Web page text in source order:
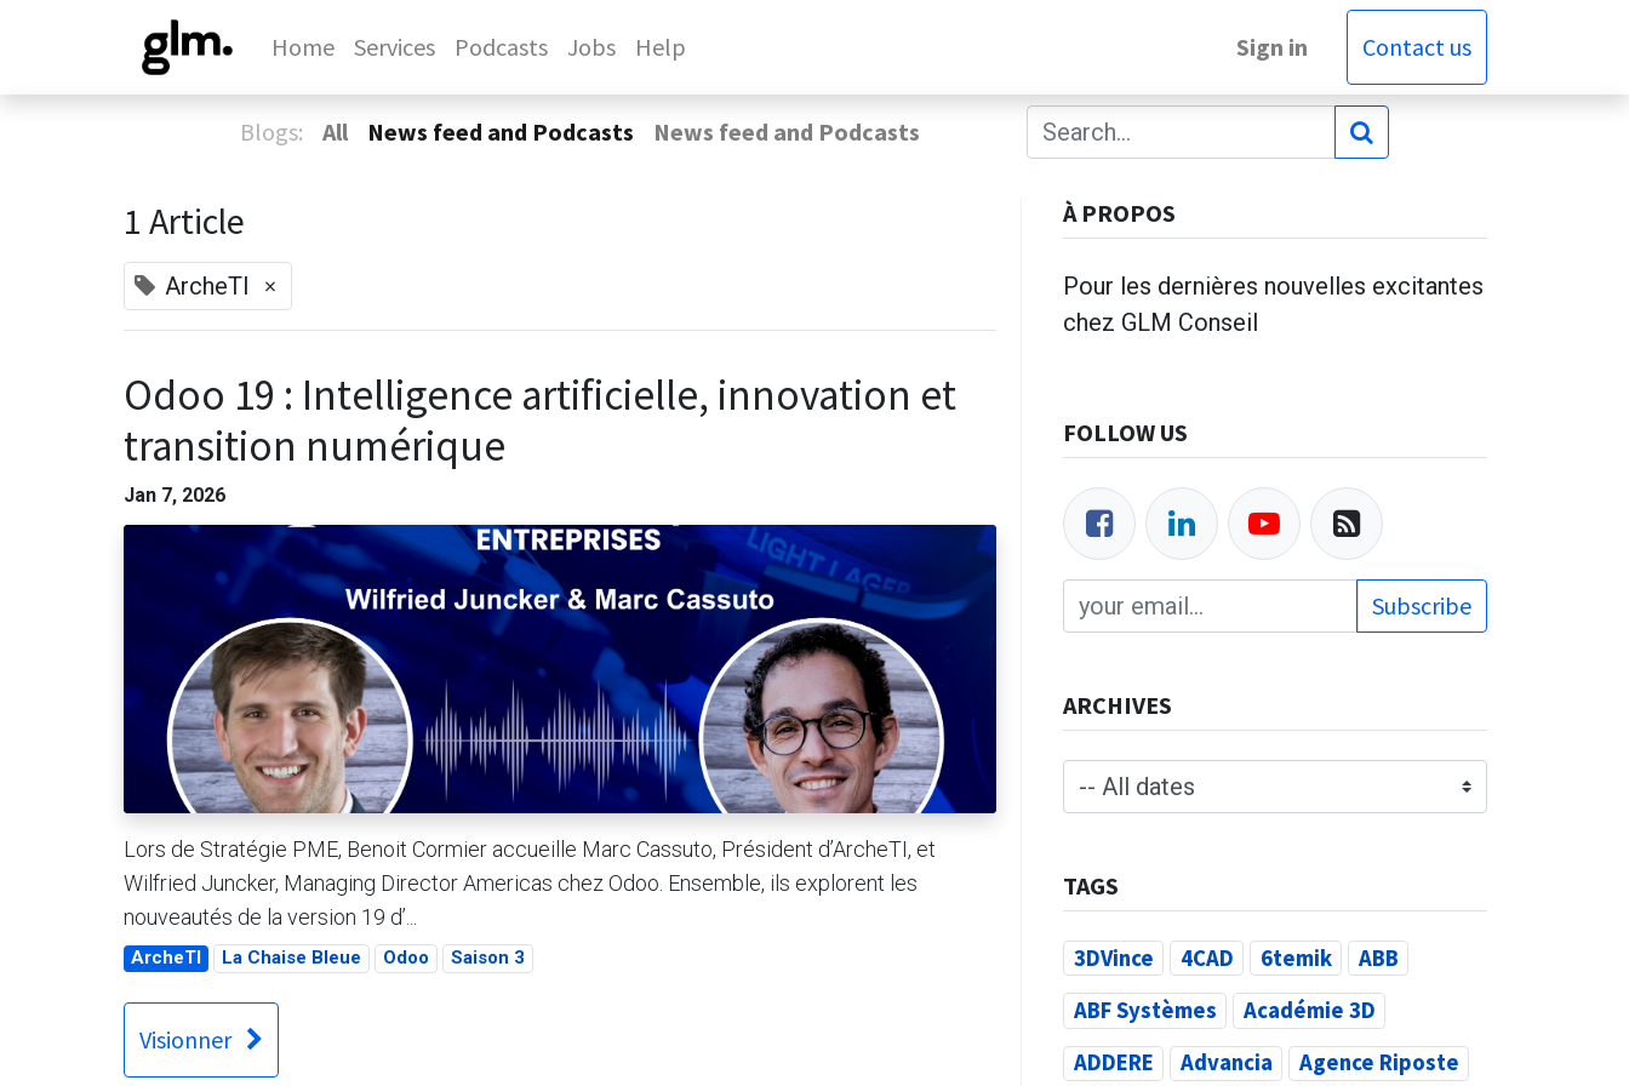
Home Services Podcasts Jobs Help Sign in Contact us
Blogs: All News feed and Podcasts News feed and Podcasts
1 Article
ArcheTI ×
Odoo 19 : Intelligence artificielle, innovation et
transition numérique
Jan 7, 2026
Lors de Stratégie PME, Benoit Cormier accueille Marc Cassuto, Président d’ArcheTI, et
Wilfried Juncker, Managing Director Americas chez Odoo. Ensemble, ils explorent les
nouveautés de la version 19 d’...
ArcheTI La Chaise Bleue Odoo Saison 3
Visionner
À PROPOS
Pour les dernières nouvelles excitantes
chez GLM Conseil
FOLLOW US
Subscribe
ARCHIVES
TAGS
3DVince 4CAD 6temik
ABB
ABF Systèmes
Académie 3D
ADDERE
Advancia Agence Riposte